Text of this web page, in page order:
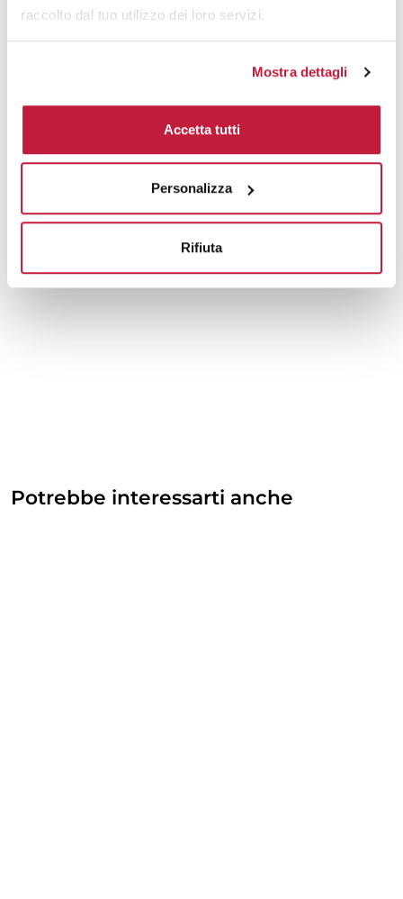
raccolto dal tuo utilizzo dei loro servizi.
Mostra dettagli
Accetta tutti
Personalizza
Rifiuta
Potrebbe interessarti anche